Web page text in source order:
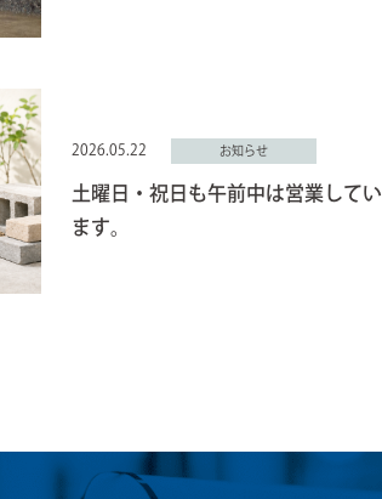
2026.05.22 お知らせ
土曜日・祝日も午前中は営業してい
ます。